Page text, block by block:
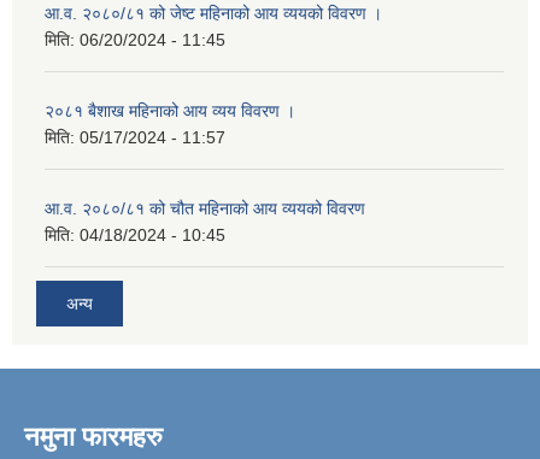
आ.व. २०८०/८१ को जेष्ट महिनाको आय व्ययको विवरण ।
मिति: 06/20/2024 - 11:45
२०८१ बैशाख महिनाको आय व्यय विवरण ।
मिति: 05/17/2024 - 11:57
आ.व. २०८०/८१ को चौत महिनाको आय व्ययको विवरण
मिति: 04/18/2024 - 10:45
अन्य
नमुना फारमहरु